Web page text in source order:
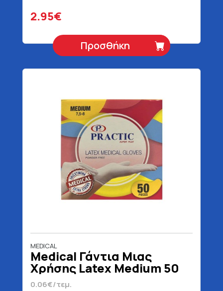
2.95€
Προσθήκη
MEDICAL
Medical Γάντια Μιας
Χρήσης Latex Medium 50
Τεμάχια
0.06€/τεμ.